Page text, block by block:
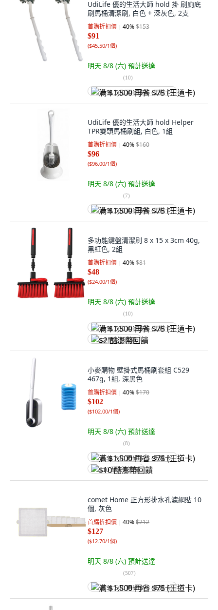
UdiLife 優的生活大師 hold 掛 刷廁底
刷馬桶清潔刷, 白色 + 深灰色, 2支
首購折扣價 40%$153
$91
($45.50/1個)
明天 8/8 (六) 預計送達
(10)
满 $1,500 再省 $75 (王道卡)
UdiLife 優的生活大師 hold Helper
TPR雙頭馬桶刷組, 白色, 1組
首購折扣價 40%$160
$96
($96.00/1個)
明天 8/8 (六) 預計送達
(7)
满 $1,500 再省 $75 (王道卡)
多功能鍵盤清潔刷 8 x 15 x 3cm 40g,
黑紅色, 2組
首購折扣價 40%$81
$48
($24.00/1個)
明天 8/8 (六) 預計送達
(10)
满 $1,500 再省 $75 (王道卡)
$2 酷澎幣回饋
小麥購物 壁掛式馬桶刷套組 C529
467g, 1組, 深黑色
首購折扣價 40%$170
$102
($102.00/1個)
明天 8/8 (六) 預計送達
(8)
满 $1,500 再省 $75 (王道卡)
$10 酷澎幣回饋
comet Home 正方形排水孔濾網貼 10
個, 灰色
首購折扣價 40%$212
$127
($12.70/1個)
明天 8/8 (六) 預計送達
(507)
满 $1,500 再省 $75 (王道卡)